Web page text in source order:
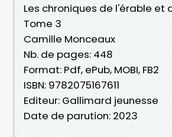
Les chroniques de l'érable et
Tome 3
Camille Monceaux
Nb. de pages: 448
Format: Pdf, ePub, MOBI, FB2
ISBN: 9782075167611
Editeur: Gallimard jeunesse
Date de parution: 2023